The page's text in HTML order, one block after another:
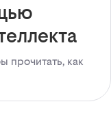
прочитать, как